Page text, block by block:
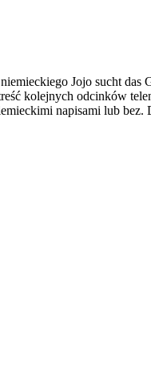
Jojo sucht das
kolejnych odcinków
napisami lub